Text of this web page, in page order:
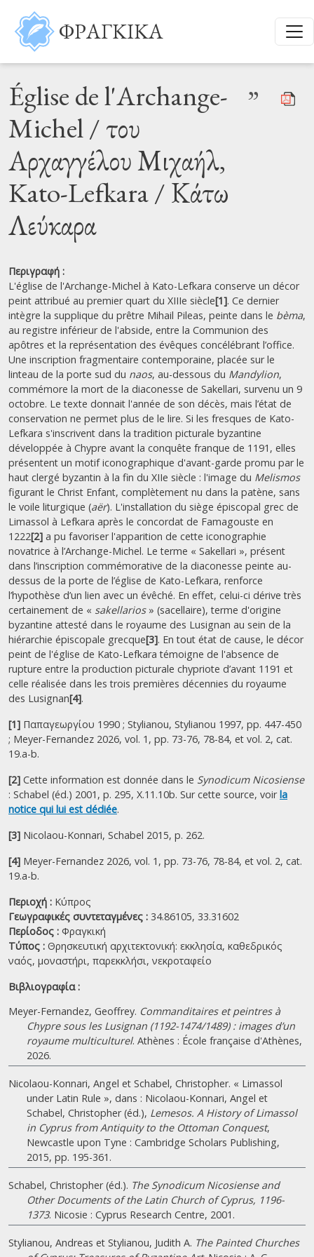
Παράκαμψη προς το κυρίως περιεχόμενο
ΦΡΑΓΚΙΚΑ
Église de l'Archange-
Michel / του
Αρχαγγέλου Μιχαήλ,
Kato-Lefkara / Κάτω
Λεύκαρα
”
Περιγραφή :
L'église de l'Archange-Michel à Kato-Lefkara conserve un décor
peint attribué au premier quart du XIIIe siècle[1]. Ce dernier
intègre la supplique du prêtre Mihail Pileas, peinte dans le bèma,
au registre inférieur de l'abside, entre la Communion des
apôtres et la représentation des évêques concélébrant l’office.
Une inscription fragmentaire contemporaine, placée sur le
linteau de la porte sud du naos, au-dessous du Mandylion,
commémore la mort de la diaconesse de Sakellari, survenu un 9
octobre. Le texte donnait l'année de son décès, mais l’état de
conservation ne permet plus de le lire. Si les fresques de Kato-
Lefkara s'inscrivent dans la tradition picturale byzantine
développée à Chypre avant la conquête franque de 1191, elles
présentent un motif iconographique d'avant-garde promu par le
haut clergé byzantin à la fin du XIIe siècle : l'image du Melismos
figurant le Christ Enfant, complètement nu dans la patène, sans
le voile liturgique (aër). L'installation du siège épiscopal grec de
Limassol à Lefkara après le concordat de Famagouste en
1222[2] a pu favoriser l'apparition de cette iconographie
novatrice à l’Archange-Michel. Le terme « Sakellari », présent
dans l’inscription commémorative de la diaconesse peinte au-
dessus de la porte de l’église de Kato-Lefkara, renforce
l’hypothèse d’un lien avec un évêché. En effet, celui-ci dérive très
certainement de « sakellarios» (sacellaire), terme d'origine
byzantine attesté dans le royaume des Lusignan au sein de la
hiérarchie épiscopale grecque[3]. En tout état de cause, le décor
peint de l'église de Kato-Lefkara témoigne de l'absence de
rupture entre la production picturale chypriote d’avant 1191 et
celle réalisée dans les trois premières décennies du royaume
des Lusignan[4].
[1] Παπαγεωργίου 1990 ; Stylianou, Stylianou 1997, pp. 447-450
; Meyer-Fernandez 2026, vol. 1, pp. 73-76, 78-84, et vol. 2, cat.
19.a-b.
[2] Cette information est donnée dans le Synodicum Nicosiense
: Schabel (éd.) 2001, p. 295, X.11.10b. Sur cette source, voir la
notice qui lui est dédiée.
[3] Nicolaou-Konnari, Schabel 2015, p. 262.
[4] Meyer-Fernandez 2026, vol. 1, pp. 73-76, 78-84, et vol. 2, cat.
19.a-b.
Περιοχή : Κύπρος
Γεωγραφικές συντεταγμένες : 34.86105, 33.31602
Περίοδος : Φραγκική
Τύπος : Θρησκευτική αρχιτεκτονική: εκκλησία, καθεδρικός
ναός, μοναστήρι, παρεκκλήσι, νεκροταφείο
Βιβλιογραφία :
Meyer-Fernandez, Geoffrey. Commanditaires et peintres à
Chypre sous les Lusignan (1192-1474/1489) : images d’un
royaume multiculturel. Athènes : École française d'Athènes,
2026.
Nicolaou-Konnari, Angel et Schabel, Christopher. « Limassol
under Latin Rule », dans : Nicolaou-Konnari, Angel et
Schabel, Christopher (éd.), Lemesos. A History of Limassol
in Cyprus from Antiquity to the Ottoman Conquest,
Newcastle upon Tyne : Cambridge Scholars Publishing,
2015, pp. 195-361.
Schabel, Christopher (éd.). The Synodicum Nicosiense and
Other Documents of the Latin Church of Cyprus, 1196-
1373. Nicosie : Cyprus Research Centre, 2001.
Stylianou, Andreas et Stylianou, Judith A. The Painted Churches